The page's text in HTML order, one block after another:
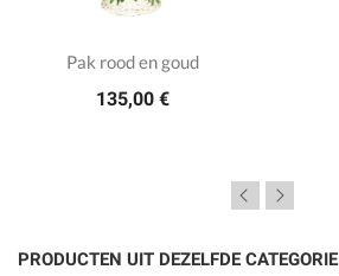
Pak rood en goud
135,00 €
PRODUCTEN UIT DEZELFDE CATEGORIE